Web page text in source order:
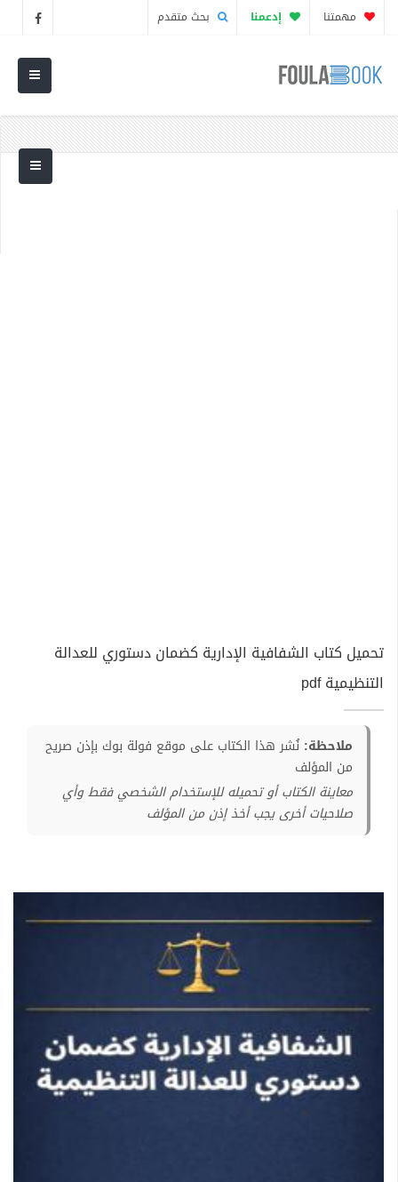
مهمتنا إدعمنا بحث متقدم
تحميل كتاب الشفافية الإدارية كضمان دستوري للعدالة
التنظيمية pdf
ملاحظة: نُشر هذا الكتاب على موقع فولة بوك بإذن صريح
من المؤلف
معاينة الكتاب أو تحميله للإستخدام الشخصي فقط وأي
صلاحيات أخرى يجب أخذ إذن من المؤلف